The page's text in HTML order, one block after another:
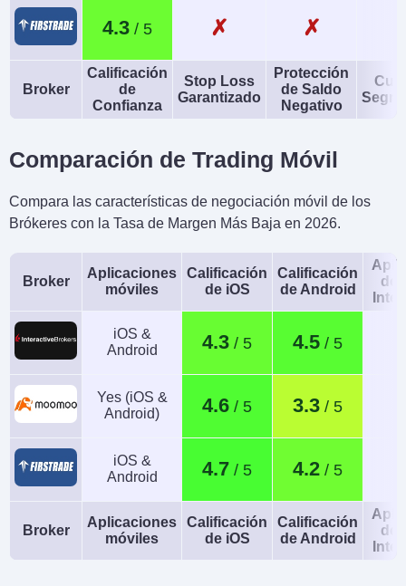
4.3 ✗ ✗
Broker
Calificación
de
Confianza
Stop Loss
Garantizado
Protección
de Saldo
Negativo
Comparación de Trading Móvil
Compara las características de negociación móvil de los
Brókeres con la Tasa de Margen Más Baja en 2026.
Broker
Aplicaciones
móviles
Calificación
de iOS
Calificación
de Android
de
iOS &
Android
4.3 4.5
Yes (iOS &
Android)
4.6 3.3
iOS &
Android
4.7 4.2
Broker
Aplicaciones
móviles
Calificación
de iOS
Calificación
de Android
de